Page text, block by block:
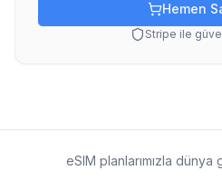
Hemen
Stripe ile
eSIM planlarımızla dünya